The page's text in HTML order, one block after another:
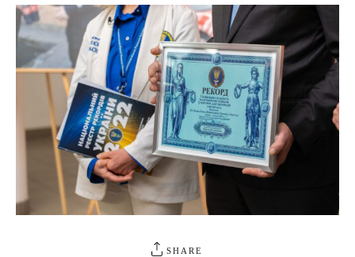
SHARE